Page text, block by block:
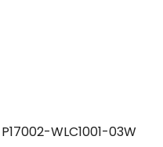
WLC1001-03W